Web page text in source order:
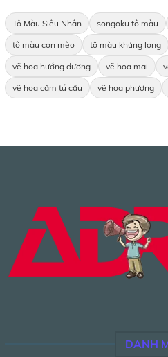
Tô Màu Siêu Nhân songoku tô màu
tô màu con mèo tô màu khủng long
vẽ hoa hướng dương vẽ hoa mai
vẽ hoa cẩm tú cầu vẽ hoa phượng
DANH